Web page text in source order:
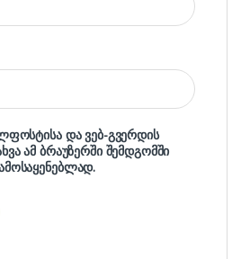
და ვებ-გვერდის
ამ ბრაუზერში შემდგომში